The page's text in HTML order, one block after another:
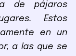
de pájaros
Estos
en un
a las que se